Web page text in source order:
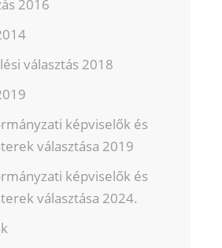
2016
választás 2018
képviselők és
választása 2019
képviselők és
választása 2024.